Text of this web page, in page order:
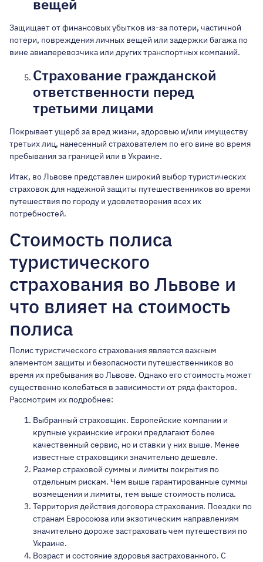
вещей
Защищает от финансовых убытков из-за потери, частичной
потери, повреждения личных вещей или задержки багажа по
вине авиаперевозчика или других транспортных компаний.
Страхование гражданской
ответственности перед
третьими лицами
Покрывает ущерб за вред жизни, здоровью и/или имуществу
третьих лиц, нанесенный страхователем по его вине во время
пребывания за границей или в Украине.
Итак, во Львове представлен широкий выбор туристических
страховок для надежной защиты путешественников во время
путешествия по городу и удовлетворения всех их
потребностей.
Стоимость полиса
туристического
страхования во Львове и
что влияет на стоимость
полиса
Полис туристического страхования является важным
элементом защиты и безопасности путешественников во
время их пребывания во Львове. Однако его стоимость может
существенно колебаться в зависимости от ряда факторов.
Рассмотрим их подробнее:
Выбранный страховщик. Европейские компании и
крупные украинские игроки предлагают более
качественный сервис, но и ставки у них выше. Менее
известные страховщики значительно дешевле.
Размер страховой суммы и лимиты покрытия по
отдельным рискам. Чем выше гарантированные суммы
возмещения и лимиты, тем выше стоимость полиса.
Территория действия договора страхования. Поездки по
странам Евросоюза или экзотическим направлениям
значительно дороже застраховать чем путешествия по
Украине.
Возраст и состояние здоровья застрахованного. С